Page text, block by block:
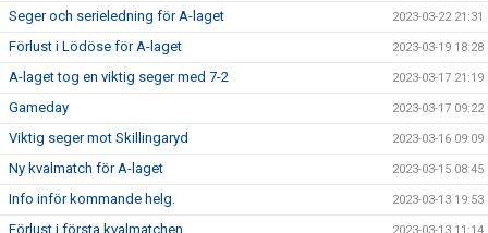
Seger och serieledning för A-laget 2023-03-22 21:31
Förlust i Lödöse för A-laget 2023-03-19 18:28
A-laget tog en viktig seger med 7-2 2023-03-17 21:19
Gameday 2023-03-17 09:22
Viktig seger mot Skillingaryd 2023-03-16 09:09
Ny kvalmatch för A-laget 2023-03-15 08:45
Info inför kommande helg. 2023-03-13 19:53
Förlust i första kvalmatchen